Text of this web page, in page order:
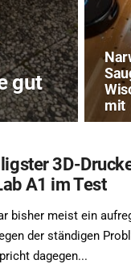
gut
mit
3D-
A1 im Test
bisher meist ein
der ständigen
dagegen...